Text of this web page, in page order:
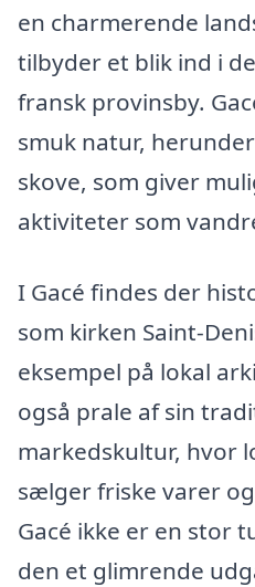
en charmerende
tilbyder et blik ind i
fransk provinsby.
smuk natur,
skove, som giver
aktiviteter som
I Gacé findes der
som kirken Saint-
eksempel på lokal
også prale af sin
markedskultur, hvor
sælger friske varer
Gacé ikke er en stor
den et glimrende